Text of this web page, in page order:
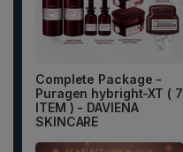
Complete Package -
Puragen hybright-XT ( 7
ITEM ) - DAVIENA
SKINCARE